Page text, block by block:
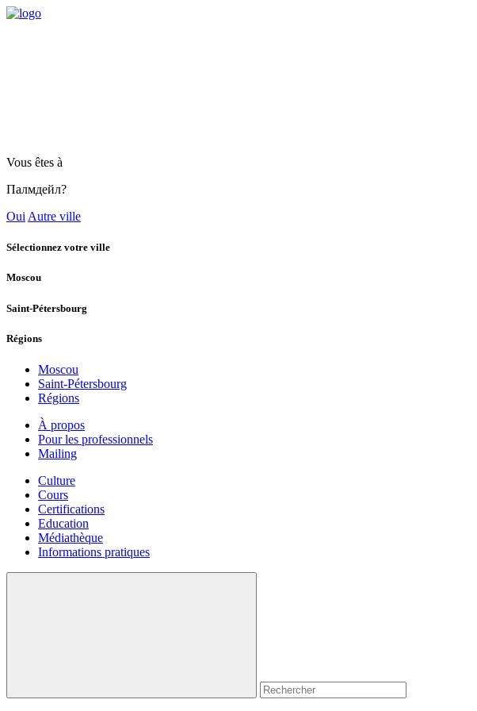
Vous êtes à
Палмдейл?
Oui Autre ville
Sélectionnez votre ville
Moscou
Saint-Pétersbourg
Régions
Moscou
Saint-Pétersbourg
Régions
À propos
Pour les professionnels
Mailing
Culture
Cours
Certifications
Education
Médiathèque
Informations pratiques